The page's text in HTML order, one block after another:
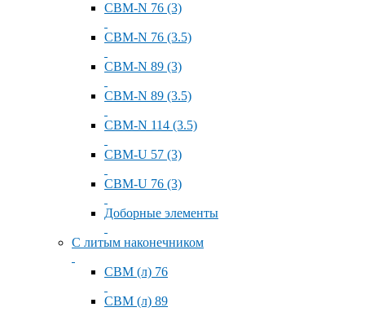
СВМ-N 76 (3)
СВМ-N 76 (3.5)
СВМ-N 89 (3)
СВМ-N 89 (3.5)
СВМ-N 114 (3.5)
СВМ-U 57 (3)
СВМ-U 76 (3)
Доборные элементы
С литым наконечником
СВМ (л) 76
СВМ (л) 89